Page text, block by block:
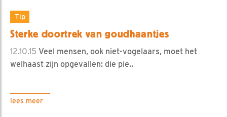
Tip
Sterke doortrek van goudhaantjes
12.10.15 Veel mensen, ook niet-vogelaars, moet het
welhaast zijn opgevallen: die pie..
lees meer